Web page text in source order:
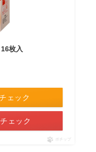
枚入
ェック
ェック
ポチップ